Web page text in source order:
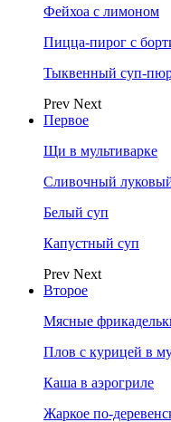
Фейхоа с лимоном
Пицца-пирог с
Тыквенный суп-
Prev Next
Первое
Щи в мультиварке
Сливочный
Белый суп
Капустный суп
Prev Next
Второе
Мясные
Плов с курицей в
Каша в аэрогриле
Жаркое по-